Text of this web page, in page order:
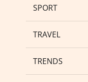
SPORT
TRAVEL
TRENDS